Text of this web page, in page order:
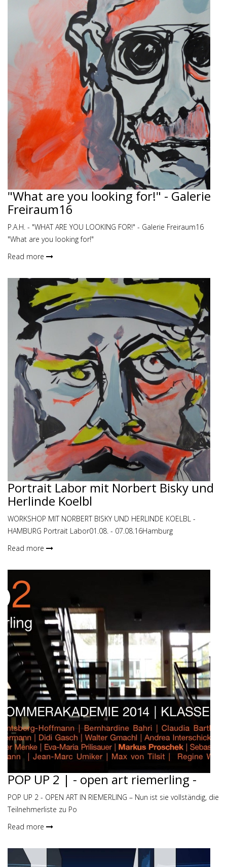
"What are you looking for!" - Galerie
Freiraum16
P.A.H. - "WHAT ARE YOU LOOKING FOR!" - Galerie Freiraum16
"What are you looking for!"
Read more
Portrait Labor mit Norbert Bisky und
Herlinde Koelbl
WORKSHOP MIT NORBERT BISKY UND HERLINDE KOELBL -
HAMBURG Portrait Labor01.08. - 07.08.16Hamburg
Read more
POP UP 2 | - open art riemerling -
POP UP 2 - OPEN ART IN RIEMERLING – Nun ist sie vollständig, die
Teilnehmerliste zu Po
Read more